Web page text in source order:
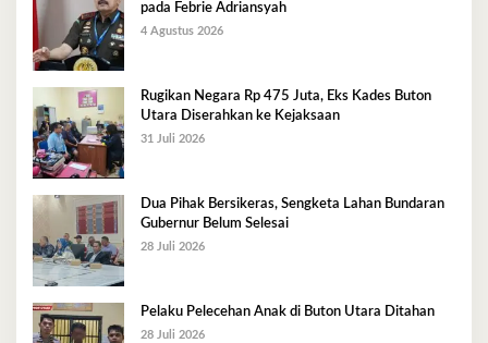
pada Febrie Adriansyah
4 Agustus 2026
Rugikan Negara Rp 475 Juta, Eks Kades Buton
Utara Diserahkan ke Kejaksaan
31 Juli 2026
Dua Pihak Bersikeras, Sengketa Lahan Bundaran
Gubernur Belum Selesai
28 Juli 2026
Pelaku Pelecehan Anak di Buton Utara Ditahan
28 Juli 2026